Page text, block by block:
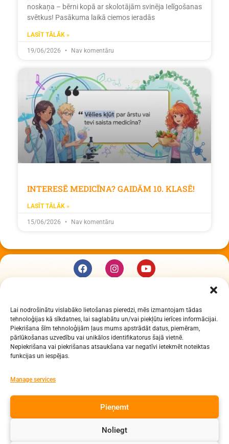
Lai nodrošinātu vislabāko lietošanas pieredzi, mēs izmantojam tādas
tehnoloģijas kā sīkdatnes, lai saglabātu un/vai piekļūtu ierīces informācijai.
Piekrišana šīm tehnoloģijām ļaus mums apstrādāt datus, piemēram,
pārlūkošanas uzvedību vai unikālos identifikatorus šajā vietnē.
Nepiekrišana vai piekrišanas atsaukšana var negatīvi ietekmēt noteiktas
funkcijas un iespējas.
Manage services
Pieņemt
Noliegt
noskaņa – bērni kopā ar skolotājām svinēja Ielīgošanas
svētkus! Pasākuma laikā ciemos ieradās
LASĪT TĀLĀK »
19/06/2026 Nav komentāru
INTERESĒ MEDICĪNA? GAIDĀM 10. KLASĒ!
LASĪT TĀLĀK »
15/06/2026 Nav komentāru
Daugavpils Zinātņu vidusskola
Raiņa iela 30, Daugavpils, LV-5401
Reģ. Nr. 2713903513 (IZM)
Daugavpils valstspilsētas pašvaldība 90000077325
tālr. Direktors: 65423030,
Lietvedis: 65421923